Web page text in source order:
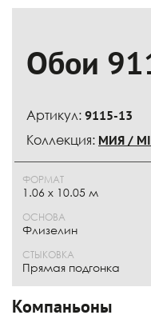
Обои
Артикул: 9115-13
Коллекция: МИЯ /
ФОРМАТ
1.06 x 10.05 м
ОСНОВА
Флизелин
СТЫКОВКА
Прямая подгонка
Компаньоны